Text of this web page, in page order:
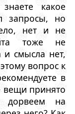
какое
запросы, но
нет и не
тоже не
и смысла нет,
вопрос к
в
вещи принято
дорвеем на